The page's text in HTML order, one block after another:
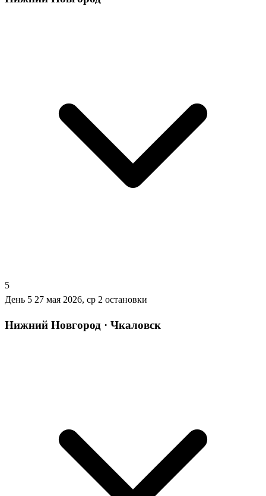
5
День 5 27 мая 2026, ср 2 остановки
Нижний Новгород · Чкаловск